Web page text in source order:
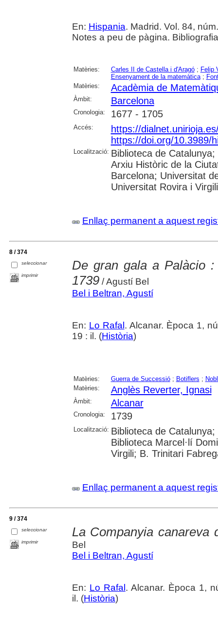
En: Hispania. Madrid. Vol. 84,
Notes a peu de pàgina.
Matèries: Carles II de Castella i d'Aragó; Felip
Ensenyament de la matemàtica;
Matèries:
Acadèmia de
Àmbit: Barcelona
Cronologia: 1677 - 1705
Accés:
https://
https://doi.org/10.3989/
Localització: Biblioteca de
Arxiu Històric de la
Barcelona; Universitat
Universitat Rovira i
Enllaç permanent a aquest
8 / 374
seleccionar
imprimir
De gran gala a Palàcio
1739/ Agustí Bel
Bel i Beltran, Agustí
En: Lo Rafal. Alcanar. Època 1,
19 : il. (Història)
Matèries: Guerra de Successió; Botiflers ;
Matèries:
Anglès Reverter, Ignasi
Àmbit: Alcanar
Cronologia: 1739
Localització: Biblioteca de
Biblioteca Marcel·lí
Virgili; B. Trinitari
Enllaç permanent a aquest
9 / 374
seleccionar
imprimir
La Companyia canareva
Bel
Bel i Beltran, Agustí
En: Lo Rafal . Alcanar. Època 1,
il. (Història)